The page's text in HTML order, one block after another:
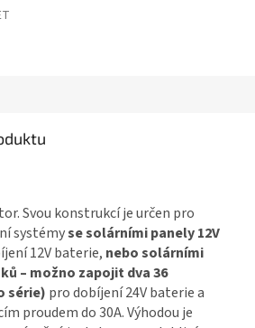
Svou konstrukcí je určen pro
systémyse solárními panely 12V
12V baterie, nebo solárními
– možno zapojit dva 36
série) pro dobíjení 24V baterie a
proudem do 30A. Výhodou je